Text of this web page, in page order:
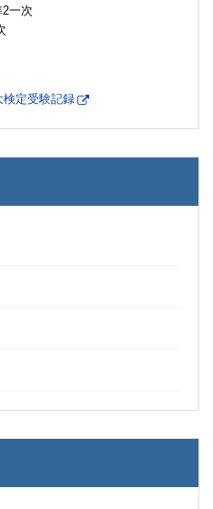
一次
検定受験記録